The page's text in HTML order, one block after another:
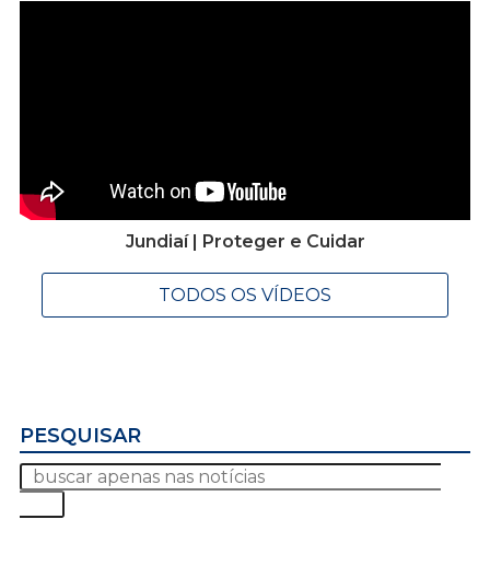
Jundiaí | Proteger e Cuidar
TODOS OS VÍDEOS
PESQUISAR